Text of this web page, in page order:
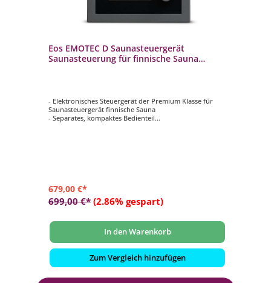
Eos EMOTEC D Saunasteuergerät
Saunasteuerung für finnische Sauna
- Elektronisches Steuergerät der Premium Klasse für
Saunasteuergerät finnische Sauna
- Separates, kompaktes Bedienteil
679,00 €*
699,00 €* (2.86% gespart)
In den Warenkorb
Zum Vergleich hinzufügen